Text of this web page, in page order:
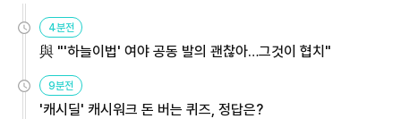
4분전
與 "'하늘이법' 여야 공동 발의 괜찮아…그것이 협치"
9분전
'캐시딜' 캐시워크 돈 버는 퀴즈, 정답은?